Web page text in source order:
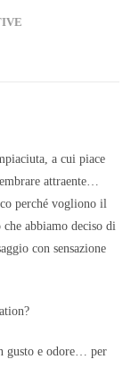
a cui piace
attraente…
perché vogliono il
abbiamo deciso di
con sensazione
gusto e odore… per